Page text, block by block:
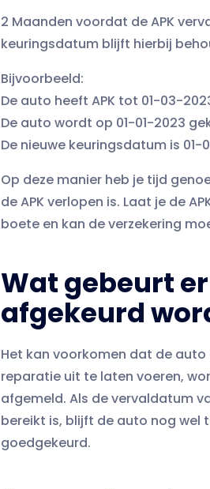
2 Maanden voordat de APK
keuringsdatum blijft hierbij
Bijvoorbeeld:
De auto heeft APK tot 01-03-
De auto wordt op 01-01-2023
De nieuwe keuringsdatum is 01-
Op deze manier heb je tijd
de APK verlopen is. Laat je de
boete en kan de verzekering
Wat gebeurt
afgekeurd
Het kan voorkomen dat de
reparatie uit te laten voeren,
afgemeld. Als de vervaldatum
bereikt is, blijft de auto nog wel
goedgekeurd.